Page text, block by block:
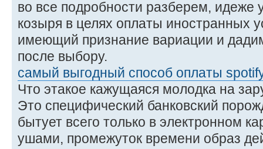
во все подробности разберем, идеже
козыря в целях оплаты иностранных
имеющий признание вариации и
после выбору.
самый выгодный способ оплаты
Что этакое кажущаяся молодка на
Это специфический банковский
бытует всего только в электронном
ушами, промежуток времени образ